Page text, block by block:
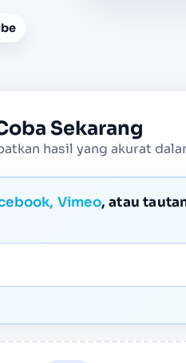
Sekarang
hasil yang akurat
Vimeo, atau